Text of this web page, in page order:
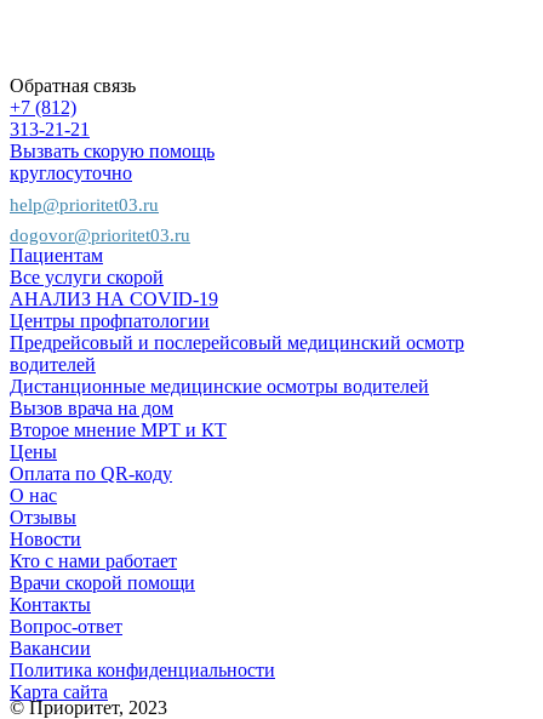
Обратная связь
+7 (812)
313-21-21
Вызвать скорую помощь
круглосуточно
help@prioritet03.ru
dogovor@prioritet03.ru
Пациентам
Все услуги скорой
АНАЛИЗ НА COVID-19
Центры профпатологии
Предрейсовый и послерейсовый медицинский осмотр
водителей
Дистанционные медицинские осмотры водителей
Вызов врача на дом
Второе мнение МРТ и КТ
Цены
Оплата по QR-коду
О нас
Отзывы
Новости
Кто с нами работает
Врачи скорой помощи
Контакты
Вопрос-ответ
Вакансии
Политика конфиденциальности
Карта сайта
© Приоритет, 2023